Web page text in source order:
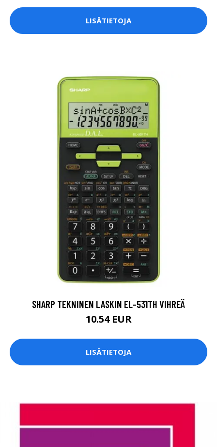
LISÄTIETOJA
SHARP TEKNINEN LASKIN EL-531TH VIHREÄ
10.54 EUR
LISÄTIETOJA